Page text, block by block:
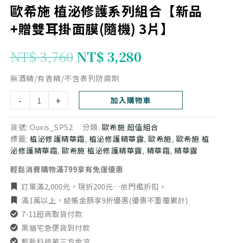
歐希施 植泌修護系列組合【新品
+贈雙耳掛面膜(隨機) 3片】
NT$3,760NT$ 3,280
無酒精/有香精/不含表列防腐劑
-
(隨
機)
3
數
量
+ 加入購物車
貨號: Ouxis_SP52 分類: 歐希施 超值組合
標籤: 植泌修護精華霜, 植泌修護精華露, 歐希施, 歐希施 植
泌修護精華霜, 歐希施 植泌修護精華露, 精華霜, 精華露
輕鬆消費購物滿799享有免運優惠
訂單滿2,000元，現折200元…依門檻折扣。
滿1萬以上，結帳金額享9折優惠(優惠不重覆累計)
7-11超商取貨付款
黑貓宅急便貨到付款